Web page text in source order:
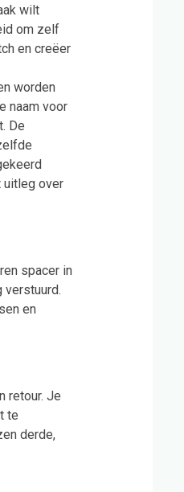
wilt
om zelf
en creëer
worden
naam voor
De
uitleg over
spacer in
verstuurd.
en
retour. Je
te
derde,